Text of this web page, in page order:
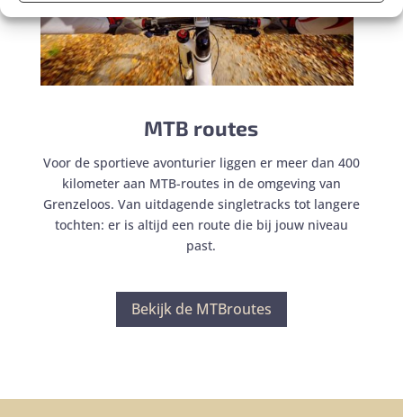
MTB routes
Voor de sportieve avonturier liggen er meer dan 400
kilometer aan MTB-routes in de omgeving van
Grenzeloos. Van uitdagende singletracks tot langere
tochten: er is altijd een route die bij jouw niveau
past.
Bekijk de MTBroutes